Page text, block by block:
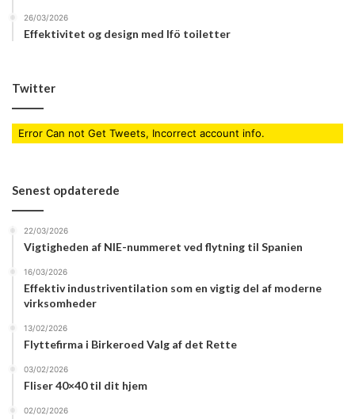
26/03/2026
Effektivitet og design med Ifö toiletter
Twitter
Error Can not Get Tweets, Incorrect account info.
Senest opdaterede
22/03/2026
Vigtigheden af NIE-nummeret ved flytning til Spanien
16/03/2026
Effektiv industriventilation som en vigtig del af moderne
virksomheder
13/02/2026
Flyttefirma i Birkeroed Valg af det Rette
03/02/2026
Fliser 40×40 til dit hjem
02/02/2026